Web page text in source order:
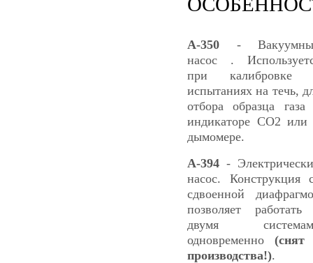
А-350 -
насос .
при калибровке
испытаниях на течь,
отбора образца газа
индикаторе СО2 или
дымомере.
А-394 -
насос. Конструкция
сдвоенной
позволяет работать
двумя
одновременно (снят
производства!).